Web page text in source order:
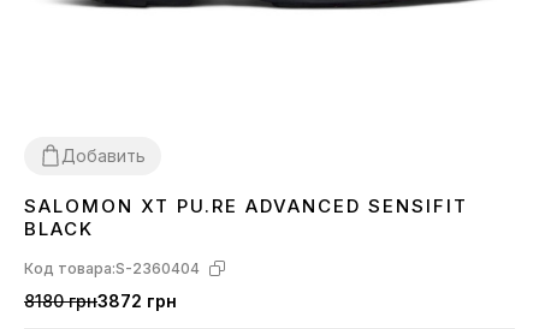
Добавить
3940 41
SALOMON XT PU.RE ADVANCED SENSIFIT
BLACK
Код товара:S-2360404
8180 грн3872 грн